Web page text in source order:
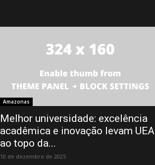
Amazonas
Melhor universidade: excelência
acadêmica e inovação levam UEA
ao topo da...
10 de dezembro de 2025